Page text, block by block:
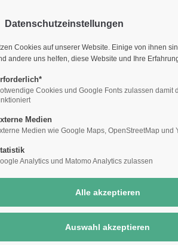
&
Bauen &
Wirtschaft
Datenschutzeinstellungen
Cookies auf unserer Website. Einige von ihnen
andere uns helfen, diese Website und Ihre
Cookies und Google Fonts zulassen damit
Medien
Medien wie Google Maps, OpenStreetMap und
Analytics und Matomo Analytics zulassen